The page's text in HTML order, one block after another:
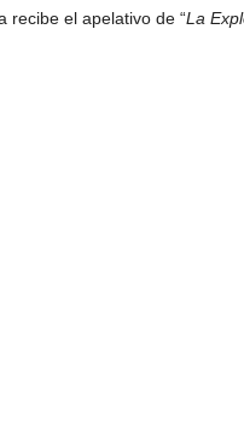
recibe el apelativo de “La